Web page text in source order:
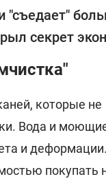
"съедает"
секрет
которые не
Вода и
и
покупать